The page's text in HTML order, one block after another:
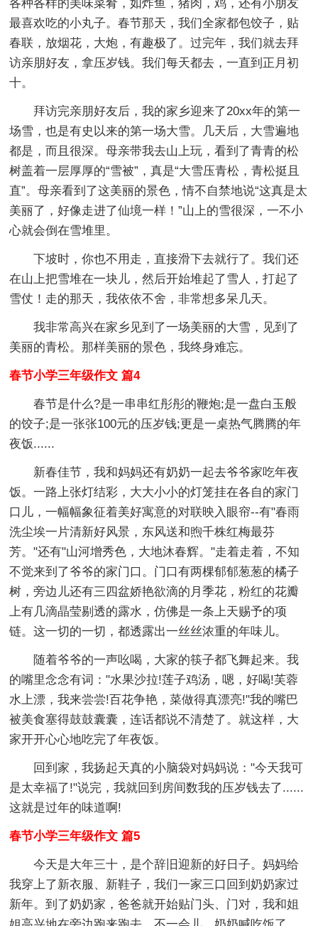
各种各样的美味菜肴，如炸鱼，猪肉，鸡，还有小朋友
最喜欢吃的小丸子。春节那天，我们全家都包饺子，贴
春联，放烟花，大炮，有趣极了。过完年，我们就去拜
访亲朋好友，拿压岁钱。我们每天都去，一直到正月初
十。
拜访完亲朋好友后，我的家乡迎来了20xx年的第一
场雪，也是有史以来的第一场大雪。几天后，大雪遍地
都是，而且很深。母亲带我去山上玩，看到了青青的松
树盖着一层厚厚的“雪被”，真是“大雪压青松，青松挺且
直”。母亲看到了这美丽的景色，情不自禁地说“这真是太
美丽了，好像走进了仙境一样！”山上的雪很深，一不小
心就会倒在雪堆里。
下坡时，你也不用走，直接滑下去就行了。我们还
在山上把雪堆在一块儿，然后开始堆起了雪人，打起了
雪仗！走的那天，我依依不舍，非常想多呆几天。
我非常高兴在家乡见到了一场美丽的大雪，见到了
美丽的青松。那样美丽的景色，我终身难忘。
春节小学三年级作文 篇4
春节是什么?是一串串红彤彤的鞭炮;是一盘白玉般
的饺子;是一张张100元的压岁钱;更是一桌热气腾腾的年
夜饭......
新春佳节，我和妈妈还有奶奶一起去爷爷家吃年夜
饭。一路上张灯结彩，大大小小的灯笼挂在各自的家门
口儿，一幅幅象征着美好寓意的对联映入眼帘--有"春雨
洗尘埃一片清新好风景，东风送和煦千株红梅最芬
芳。"还有"山河增秀色，大地沐春辉。"走着走着，不知
不觉来到了爷爷的家门口。门口有两棵郁郁葱葱的橘子
树，旁边儿还有三四盆娇艳欲滴的月季花，粉红的花瓣
上有几滴晶莹剔透的露水，仿佛是一条上天赐予的项
链。这一切的一切，都透露出一丝丝浓重的年味儿。
随着爷爷的一声吆喝，大家的筷子都飞舞起来。我
的嘴里念念有词："水果沙拉!莲子鸡汤，嗯，好喝!芙蓉
水上漂，我来尝尝!百花争艳，菜做得真漂亮!"我的嘴巴
被美食塞得鼓鼓囊囊，连话都说不清楚了。就这样，大
家开开心心地吃完了年夜饭。
回到家，我扬起天真的小脑袋对妈妈说："今天我可
是太幸福了!"说完，我就回到房间数我的压岁钱去了......
这就是过年的味道啊!
春节小学三年级作文 篇5
今天是大年三十，是个辞旧迎新的好日子。妈妈给
我穿上了新衣服、新鞋子，我们一家三口回到奶奶家过
新年。到了奶奶家，爸爸就开始贴门头、门对，我和姐